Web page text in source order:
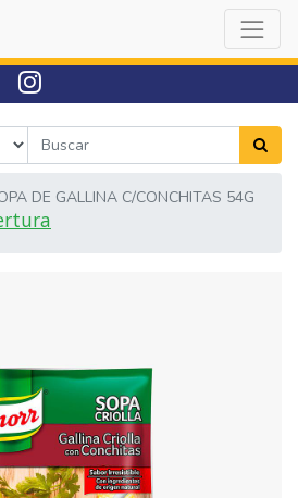
DE GALLINA C/CONCHITAS 54G